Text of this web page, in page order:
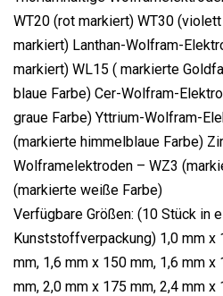
WT20 (rot markiert) WT30
markiert) Lanthan-Wolfram-
markiert) WL15 ( markierte
blaue Farbe) Cer-Wolfram-
graue Farbe) Yttrium-Wolfram-
(markierte himmelblaue Farbe)
Wolframelektroden – WZ3
(markierte weiße Farbe)
Verfügbare Größen: (10 Stück in
Kunststoffverpackung) 1,0 mm x
mm, 1,6 mm x 150 mm, 1,6 mm x
mm, 2,0 mm x 175 mm, 2,4 mm x